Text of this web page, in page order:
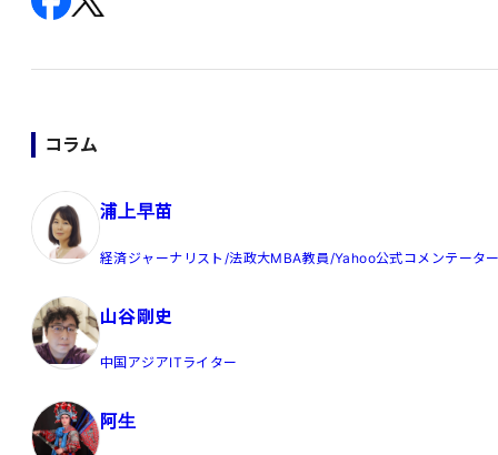
コラム
浦上早苗
経済ジャーナリスト/法政大MBA教員/Yahoo公式コメンテータ
山谷剛史
中国アジアITライター
阿生